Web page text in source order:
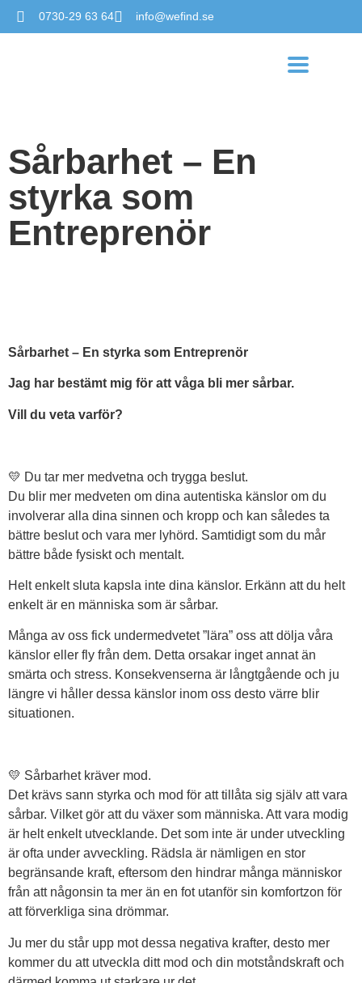
0730-29 63 64 info@wefind.se
Sårbarhet – En
styrka som
Entreprenör
Sårbarhet – En styrka som Entreprenör
Jag har bestämt mig för att våga bli mer sårbar.
Vill du veta varför?
💛 Du tar mer medvetna och trygga beslut.
Du blir mer medveten om dina autentiska känslor om du
involverar alla dina sinnen och kropp och kan således ta
bättre beslut och vara mer lyhörd. Samtidigt som du mår
bättre både fysiskt och mentalt.
Helt enkelt sluta kapsla inte dina känslor. Erkänn att du helt
enkelt är en människa som är sårbar.
Många av oss fick undermedvetet ”lära” oss att dölja våra
känslor eller fly från dem. Detta orsakar inget annat än
smärta och stress. Konsekvenserna är långtgående och ju
längre vi håller dessa känslor inom oss desto värre blir
situationen.
💛 Sårbarhet kräver mod.
Det krävs sann styrka och mod för att tillåta sig själv att vara
sårbar. Vilket gör att du växer som människa. Att vara modig
är helt enkelt utvecklande. Det som inte är under utveckling
är ofta under avveckling. Rädsla är nämligen en stor
begränsande kraft, eftersom den hindrar många människor
från att någonsin ta mer än en fot utanför sin komfortzon för
att förverkliga sina drömmar.
Ju mer du står upp mot dessa negativa krafter, desto mer
kommer du att utveckla ditt mod och din motståndskraft och